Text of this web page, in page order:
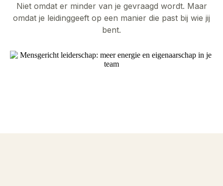
Niet omdat er minder van je gevraagd wordt. Maar
omdat je leidinggeeft op een manier die past bij wie jij
bent.